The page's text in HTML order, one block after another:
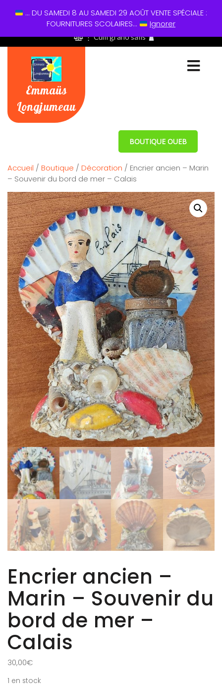
01 60 49 13 60
⋮ Cum grano salis
Emmaüs
Longjumeau
BOUTIQUE OUEB
Accueil / Boutique / Décoration / Encrier ancien – Marin
– Souvenir du bord de mer – Calais
Encrier ancien –
Marin – Souvenir du
bord de mer –
Calais
30,00€
1 en stock
... DU SAMEDI 8 AU SAMEDI 29 AOÛT VENTE SPÉCIALE :
FOURNITURES SCOLAIRES...
Ignorer